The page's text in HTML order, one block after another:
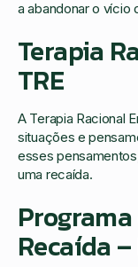
a abandonar o vício
Terapia
TRE
A Terapia Racional
situações e
esses
uma recaída.
Recaída –